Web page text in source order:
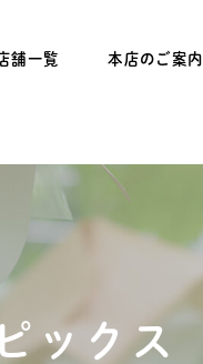
舗一覧 本店のご案内
ックス